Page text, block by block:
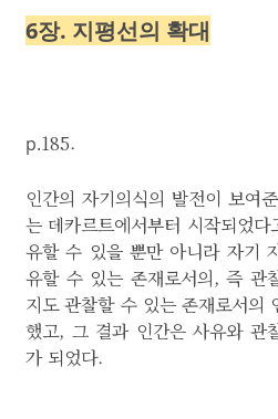
6장. 지평선의 확대
p.185.
인간의 자기의식의 발전이 보여
는 데카르트에서부터 시작되었
유할 수 있을 뿐만 아니라 자기
유할 수 있는 존재로서의, 즉 관
지도 관찰할 수 있는 존재로서의
했고, 그 결과 인간은 사유와 관
가 되었다.